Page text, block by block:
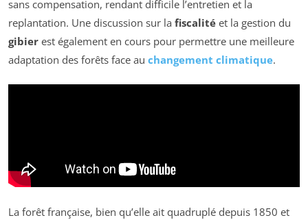
sans compensation, rendant difficile l’entretien et la
replantation. Une discussion sur la fiscalité et la gestion du
gibier est également en cours pour permettre une meilleure
adaptation des forêts face au changement climatique.
La forêt française, bien qu’elle ait quadruplé depuis 1850 et